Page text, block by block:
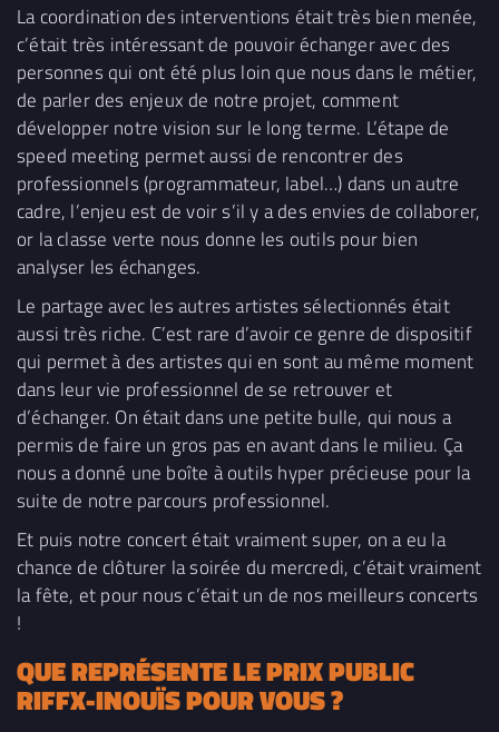
La coordination des interventions était très bien menée,
c’était très intéressant de pouvoir échanger avec des
personnes qui ont été plus loin que nous dans le métier,
de parler des enjeux de notre projet, comment
développer notre vision sur le long terme. L’étape de
speed meeting permet aussi de rencontrer des
professionnels (programmateur, label…) dans un autre
cadre, l’enjeu est de voir s’il y a des envies de collaborer,
or la classe verte nous donne les outils pour bien
analyser les échanges.
Le partage avec les autres artistes sélectionnés était
aussi très riche. C’est rare d’avoir ce genre de dispositif
qui permet à des artistes qui en sont au même moment
dans leur vie professionnel de se retrouver et
d’échanger. On était dans une petite bulle, qui nous a
permis de faire un gros pas en avant dans le milieu. Ça
nous a donné une boîte à outils hyper précieuse pour la
suite de notre parcours professionnel.
Et puis notre concert était vraiment super, on a eu la
chance de clôturer la soirée du mercredi, c’était vraiment
la fête, et pour nous c’était un de nos meilleurs concerts
!
QUE REPRÉSENTE LE PRIX PUBLIC
RIFFX-INOUÏS POUR VOUS ?